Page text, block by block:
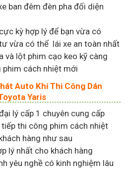
ban đêm đèn pha đối diện
kỳ hợp lý để bạn vừa có
vừa có thể lái xe an toàn nhất
và lột phim cạo keo kỹ càng
cách nhiệt mới
Auto Khi Thi Công Dán
Yaris
lý cấp 1 chuyên cung cấp
thi công phim cách nhiệt
hàng như sau
lý nhất cho khách hàng
yêu nghề có kinh nghiệm lâu